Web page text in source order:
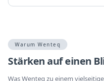
Warum Wenteq
Stärken auf einen
Was Wenteq zu einem